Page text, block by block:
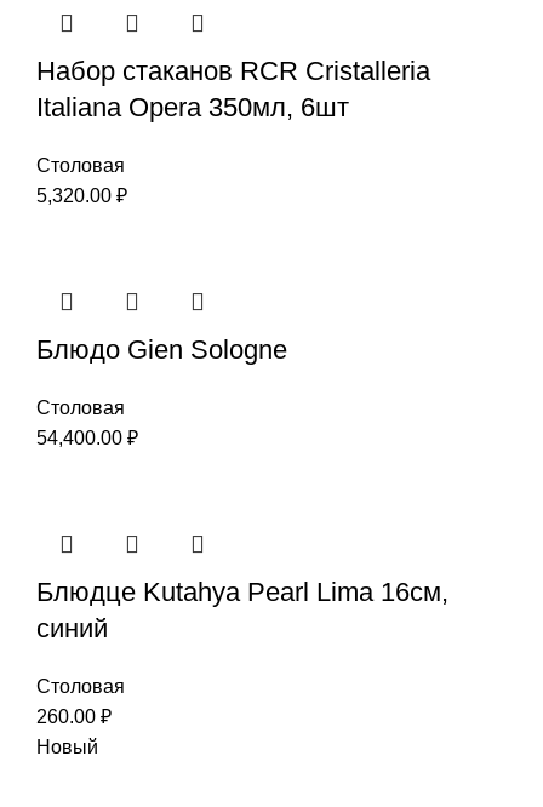
Набор стаканов RCR Cristalleria
Italiana Opera 350мл, 6шт
Столовая
5,320.00 ₽
Блюдо Gien Sologne
Столовая
54,400.00 ₽
Блюдце Kutahya Pearl Lima 16см,
синий
Столовая
260.00 ₽
Новый